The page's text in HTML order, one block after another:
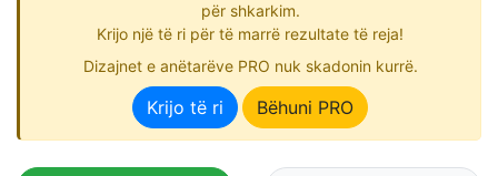
për shkarkim.
Krijo një të ri për të marrë rezultate të reja!
Dizajnet e anëtarëve PRO nuk skadonin kurrë.
Krijo të ri Bëhuni PRO